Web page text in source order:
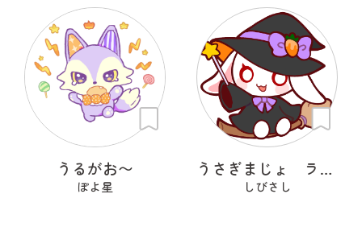
うるがお〜
ぽよ星
うさぎまじょ ラヴィッチ
しびさし